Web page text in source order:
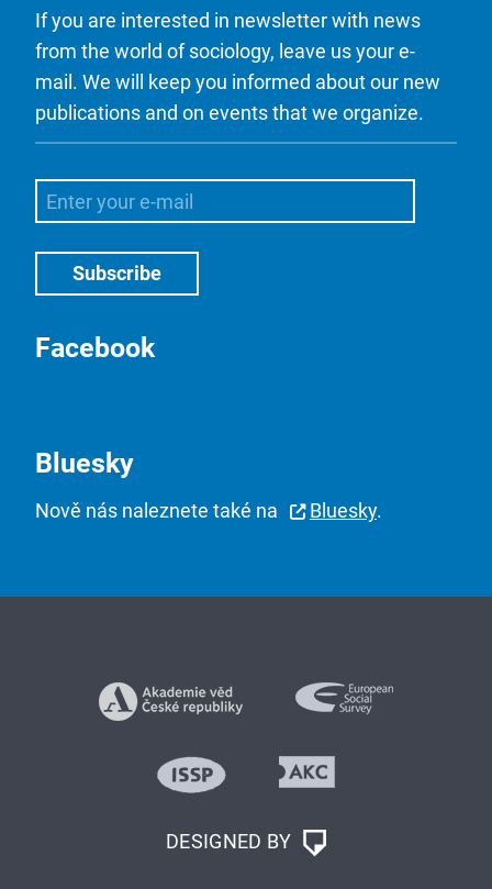
If you are interested in newsletter with news
from the world of sociology, leave us your e-
mail. We will keep you informed about our new
publications and on events that we organize.
Facebook
Bluesky
Nově nás naleznete také na Bluesky.
DESIGNED BY